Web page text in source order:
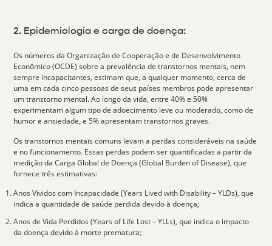
2. Epidemiologia e carga de doença:
Os números da Organização de Cooperação e de Desenvolvimento
Econômico (OCDE) sobre a prevalência de transtornos mentais, nem
sempre incapacitantes, estimam que, a qualquer momento, cerca de
uma em cada cinco pessoas de seus países membros pode apresentar
um transtorno mental. Ao longo da vida, entre 40% e 50%
experimentam algum tipo de adoecimento leve ou moderado, como de
humor e ansiedade, e 5% apresentam transtornos graves.
Os transtornos mentais comuns levam a perdas consideráveis na saúde
e no funcionamento. Essas perdas podem ser quantificadas a partir da
medição da Carga Global de Doença (Global Burden of Disease), que
fornece três estimativas:
Anos Vividos com Incapacidade (Years Lived with Disability –YLDs), que
indica a quantidade de saúde perdida devido à doença;
Anos de Vida Perdidos (Years of Life Lost –YLLs), que indica o impacto
da doença devido à morte prematura;